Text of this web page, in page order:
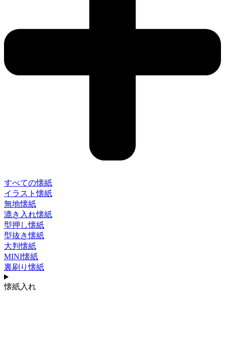
すべての懐紙
イラスト懐紙
無地懐紙
漉き入れ懐紙
型押し懐紙
型抜き懐紙
大判懐紙
MINI懐紙
裏刷り懐紙
懐紙入れ